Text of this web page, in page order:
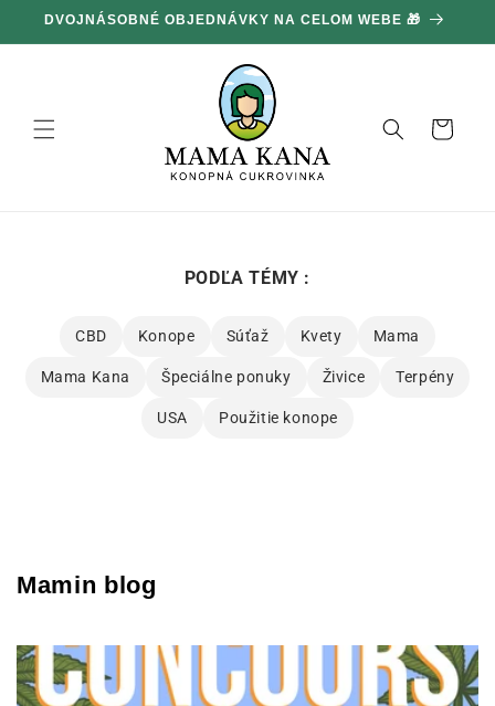
a prejsť
na obsah
DVOJNÁSOBNÉ OBJEDNÁVKY NA CELOM WEBE 🎁
Košík
PODĽA TÉMY :
CBD Konope Súťaž Kvety Mama
Mama Kana Špeciálne ponuky Živice Terpény
USA Použitie konope
Mamin blog